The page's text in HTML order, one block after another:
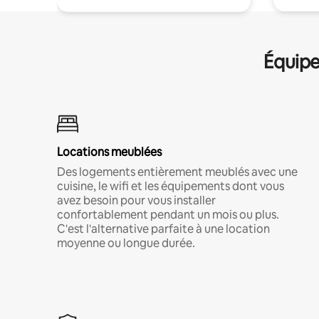
Locations meublées
Des logements entièrement meublés avec une
cuisine, le wifi et les équipements dont vous
avez besoin pour vous installer
confortablement pendant un mois ou plus.
C'est l'alternative parfaite à une location
moyenne ou longue durée.